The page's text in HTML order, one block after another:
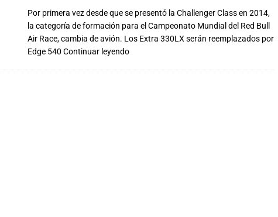
Por primera vez desde que se presentó la Challenger Class en 2014,
la categoría de formación para el Campeonato Mundial del Red Bull
Air Race, cambia de avión. Los Extra 330LX serán reemplazados por
Edge 540 Continuar leyendo